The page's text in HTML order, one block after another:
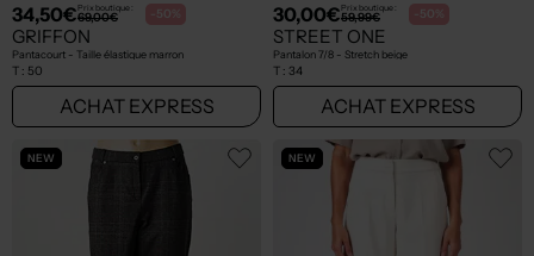
34,50€Prix boutique :
69,00€ -50%
GRIFFON
Pantacourt - Taille élastique marron
T : 50
ACHAT EXPRESS
30,00€Prix boutique :
59,99€ -50%
STREET ONE
Pantalon 7/8 - Stretch beige
T : 34
ACHAT EXPRESS
NEW NEW